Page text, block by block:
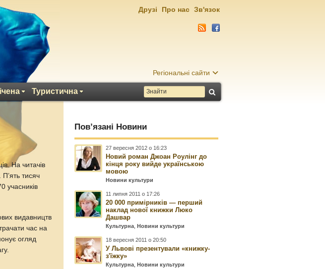
Регіональні сайти
Туристична
Друзі Про нас Зв'язок
На читачів
тисяч
учасників
видавництв
час на
огляд
Пов’язані Новини
27 вересня 2012 о 16:23
Новий роман Джоан Роулінг до
кінця року вийде українською
мовою
Новини культури
11 липня 2011 о 17:26
20 000 примірників — перший
наклад нової книжки Люко
Дашвар
Культурна ,Новини культури
18 вересня 2011 о 20:50
У Львові презентували «книжку-
з'їжку»
Культурна ,Новини культури